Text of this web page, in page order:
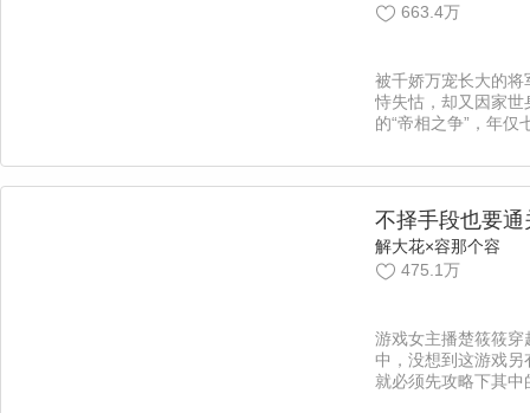
663.4万
被千娇万宠长大的将
恃失怙，却又因家世
的“帝相之争”，年仅
在云谲波诡的后宫中
一己之力，搅动风云
吖西】
不择手段也要通
解大花×容那个容
475.1万
游戏女主播楚筱筱穿
中，没想到这游戏另
就必须先攻略下其